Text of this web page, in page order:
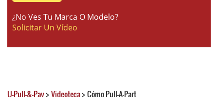
¿No Ves Tu Marca O Modelo?
Solicitar Un Vídeo
U-Pull-&-Pay> Videoteca> Cómo Pull-A-Part